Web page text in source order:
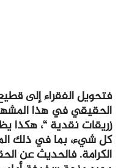
فتحويل الفقراء إلى
الحقيقي في هذا
زريقات نقدية “، هكذا
كل شيء، بما في ذلك
الكرامة. فالحديث عن